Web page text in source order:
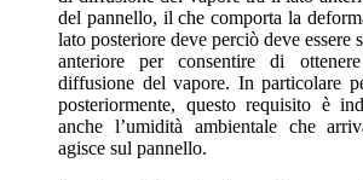
del pannello, il che comporta la
lato posteriore deve perciò deve essere
anteriore per consentire di
diffusione del vapore. In particolare
posteriormente, questo requisito è
anche l’umidità ambientale che
agisce sul pannello.